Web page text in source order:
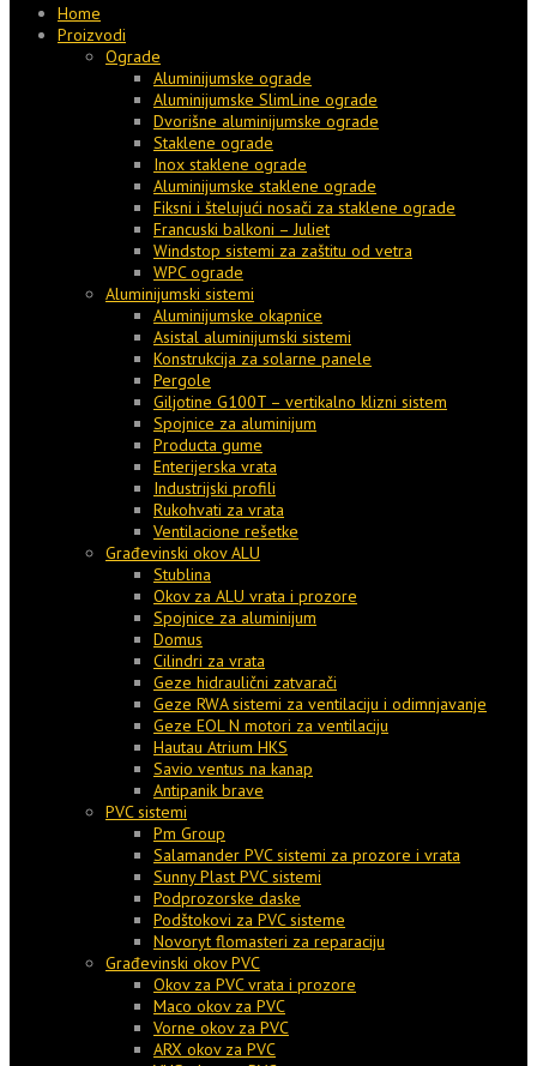
Home
Proizvodi
Ograde
Aluminijumske ograde
Aluminijumske SlimLine ograde
Dvorišne aluminijumske ograde
Staklene ograde
Inox staklene ograde
Aluminijumske staklene ograde
Fiksni i štelujući nosači za staklene ograde
Francuski balkoni – Juliet
Windstop sistemi za zaštitu od vetra
WPC ograde
Aluminijumski sistemi
Aluminijumske okapnice
Asistal aluminijumski sistemi
Konstrukcija za solarne panele
Pergole
Giljotine G100T – vertikalno klizni sistem
Spojnice za aluminijum
Producta gume
Enterijerska vrata
Industrijski profili
Rukohvati za vrata
Ventilacione rešetke
Građevinski okov ALU
Stublina
Okov za ALU vrata i prozore
Spojnice za aluminijum
Domus
Cilindri za vrata
Geze hidraulični zatvarači
Geze RWA sistemi za ventilaciju i odimnjavanje
Geze EOL N motori za ventilaciju
Hautau Atrium HKS
Savio ventus na kanap
Antipanik brave
PVC sistemi
Pm Group
Salamander PVC sistemi za prozore i vrata
Sunny Plast PVC sistemi
Podprozorske daske
Podštokovi za PVC sisteme
Novoryt flomasteri za reparaciju
Građevinski okov PVC
Okov za PVC vrata i prozore
Maco okov za PVC
Vorne okov za PVC
ARX okov za PVC